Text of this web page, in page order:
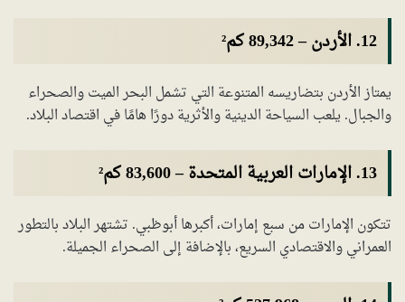
12. الأردن–89,342 كم²
يمتاز الأردن بتضاريسه المتنوعة التي تشمل البحر الميت والصحراء
والجبال. يلعب السياحة الدينية والأثرية دورًا هامًا في اقتصاد البلاد.
13. الإمارات العربية المتحدة–83,600 كم²
تتكون الإمارات من سبع إمارات، أكبرها أبوظبي. تشتهر البلاد بالتطور
العمراني والاقتصادي السريع، بالإضافة إلى الصحراء الجميلة.